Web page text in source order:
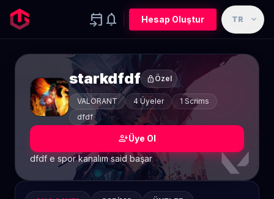
event_upcoming notifications Hesap Oluştur TR expand_more
starkdfdf lock Özel
VALORANT 4 Üyeler
1 Scrims
dfdf
person_addÜye Ol
dfdf e spor kanalım said başar